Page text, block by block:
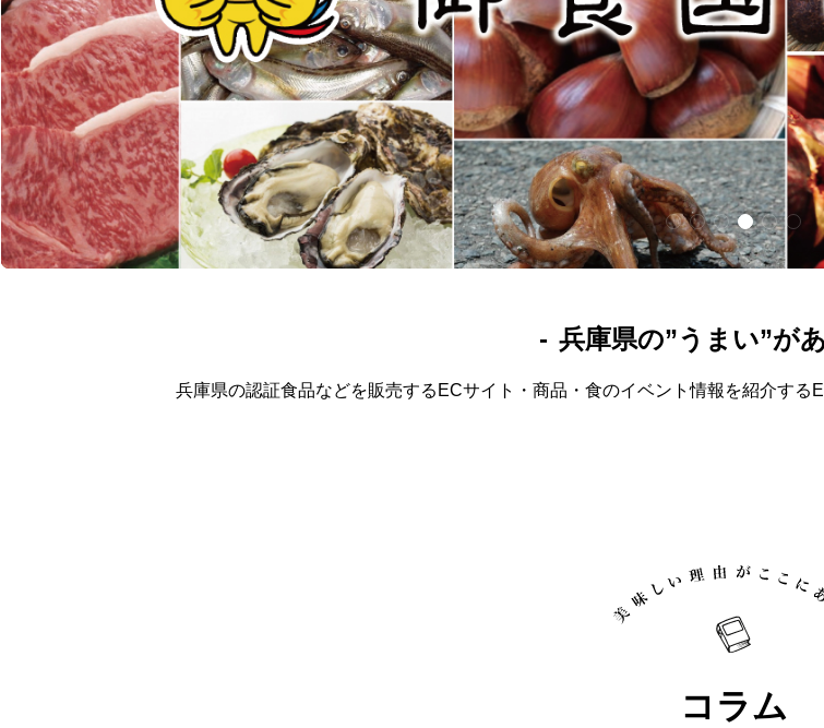
兵庫県の”うまい”が
兵庫県の認証食品などを販売するECサイト・商品・食のイベント情報を紹介する
コラム